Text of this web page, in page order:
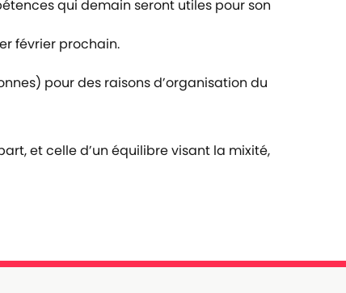
qui demain seront utiles pour son
février prochain.
pour des raisons d’organisation du
et celle d’un équilibre visant la mixité,